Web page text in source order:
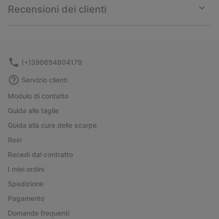
Recensioni dei clienti
or
(+)390694804179
Servizio clienti
Modulo di contatto
Guida alle taglie
Guida alla cura delle scarpe
Resi
Recedi dal contratto
I miei ordini
Spedizione
Pagamento
Domande frequenti